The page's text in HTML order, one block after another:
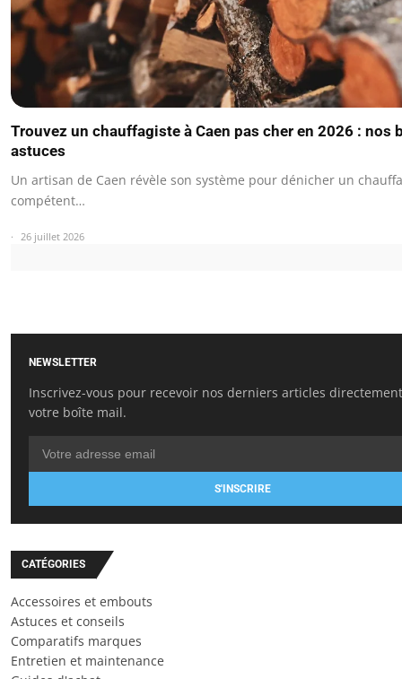
Trouvez un chauffagiste à Caen pas cher en 2026 : nos
astuces
Un artisan de Caen révèle son système pour dénicher un
compétent…
26 juillet 2026
NEWSLETTER
Inscrivez-vous pour recevoir nos derniers articles
votre boîte mail.
S'INSCRIRE
CATÉGORIES
Accessoires et embouts
Astuces et conseils
Comparatifs marques
Entretien et maintenance